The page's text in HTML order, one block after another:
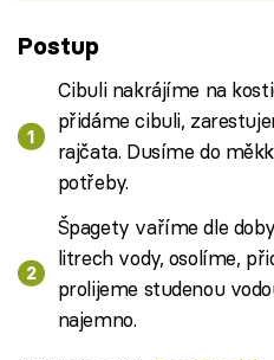
Postup
Cibuli nakrájíme na
přidáme cibuli,
rajčata. Dusíme do
potřeby.
Špagety vaříme dle
litrech vody, osolíme,
prolijeme studenou
najemno.